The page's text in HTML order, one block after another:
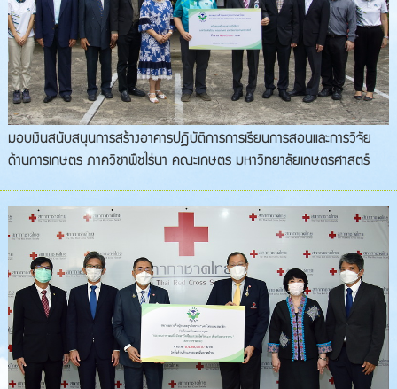
มอบเงินสนับสนุนการสร้างอาคารปฏิบัติการการเรียนการสอนและการวิจัย
ด้านการเกษตร ภาควิชาพืชไร่นา คณะเกษตร มหาวิทยาลัยเกษตรศาสตร์